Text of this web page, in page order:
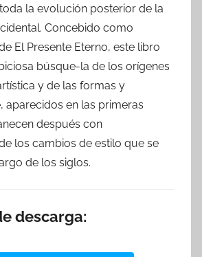
la evolución posterior de la
Concebido como
El Presente Eterno, este libro
búsque-la de los orígenes
y de las formas y
aparecidos en las primeras
después con
los cambios de estilo que se
de los siglos.
descarga: